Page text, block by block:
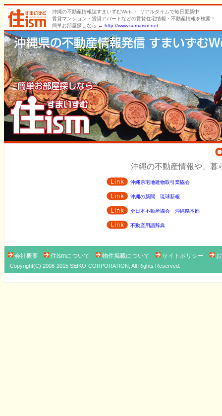
沖縄の不動産情報誌すまいずむWeb ・ リアルタイムで毎日更新中
賃貸マンション・賃貸アパートなどの賃貸住宅情報・不動産情報を検索！
簡単お部屋探しなら → http://www.sumaism.net
沖縄の不動産情報や、暮
沖縄県宅地建物取引業協会
沖縄の新聞 琉球新報
全日本不動産協会 沖縄県本部
不動産用語辞典
会社概要 住ismについて 物件掲載について サイトポリシー
Copyright(C) 2008-2015 SEIKO-CORPORATION, All Rights Reserved.